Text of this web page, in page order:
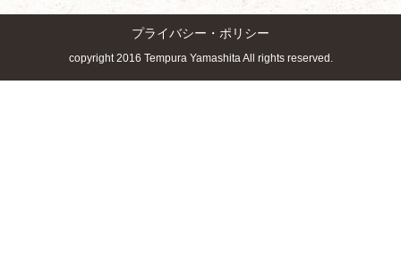
プライバシー・ポリシー
copyright 2016 Tempura Yamashita All rights reserved.